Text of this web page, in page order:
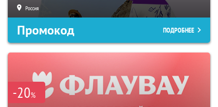
Россия
Промокод ПОДРОБНЕЕ
-20%